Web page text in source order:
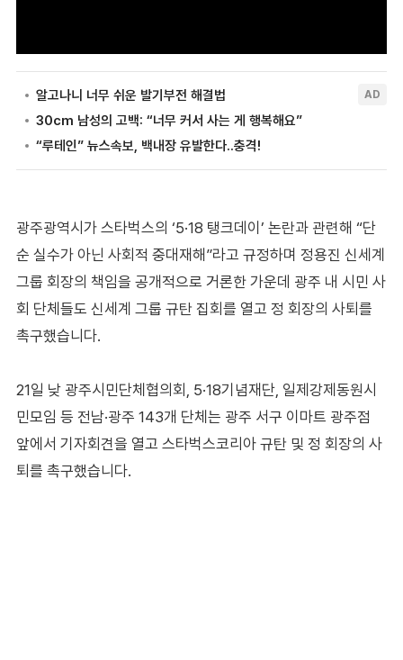
광주광역시가 스타벅스의 ‘5·18 탱크데이’ 논란과 관련해 “단
순 실수가 아닌 사회적 중대재해”라고 규정하며 정용진 신세계
그룹 회장의 책임을 공개적으로 거론한 가운데 광주 내 시민 사
회 단체들도 신세계 그룹 규탄 집회를 열고 정 회장의 사퇴를
촉구했습니다.
21일 낮 광주시민단체협의회, 5·18기념재단, 일제강제동원시
민모임 등 전남·광주 143개 단체는 광주 서구 이마트 광주점
앞에서 기자회견을 열고 스타벅스코리아 규탄 및 정 회장의 사
퇴를 촉구했습니다.